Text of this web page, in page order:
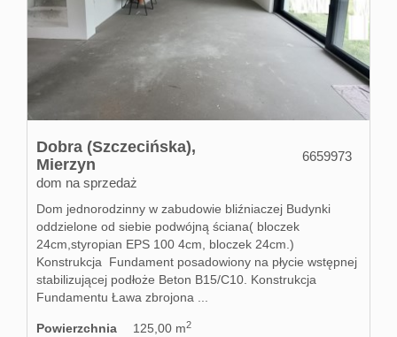
Dobra (Szczecińska),
Mierzyn
dom na sprzedaż
6659973
Dom jednorodzinny w zabudowie bliźniaczej Budynki
oddzielone od siebie podwójną ściana( bloczek
24cm,styropian EPS 100 4cm, bloczek 24cm.)
Konstrukcja Fundament posadowiony na płycie wstępnej
stabilizującej podłoże Beton B15/C10. Konstrukcja
Fundamentu Ława zbrojona ...
Powierzchnia 125,00 m2